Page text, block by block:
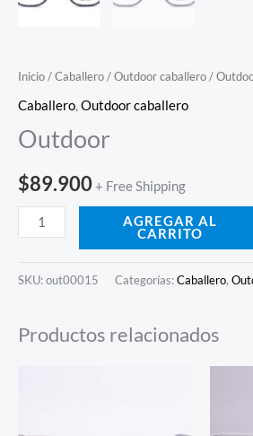
Inicio/Caballero/Outdoor caballero/
Caballero,Outdoor caballero
Outdoor
$89.900+ Free Shipping
AGREGAR AL
CARRITO
SKU:out00015 Categorías:Caballero,
Productos relacionados